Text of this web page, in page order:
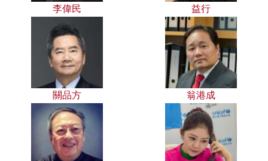
李偉民 益行
關品方 翁港成